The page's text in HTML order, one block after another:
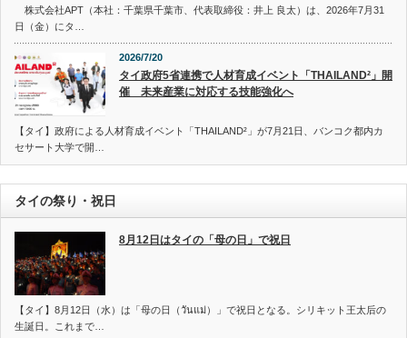
株式会社APT（本社：千葉県千葉市、代表取締役：井上 良太）は、2026年7月31
日（金）にタ…
2026/7/20
タイ政府5省連携で人材育成イベント「THAILAND²」開
催 未来産業に対応する技能強化へ
【タイ】政府による人材育成イベント「THAILAND²」が7月21日、バンコク都内カ
セサート大学で開…
タイの祭り・祝日
8月12日はタイの「母の日」で祝日
【タイ】8月12日（水）は「母の日（วันแม่）」で祝日となる。シリキット王太后の
生誕日。これまで…